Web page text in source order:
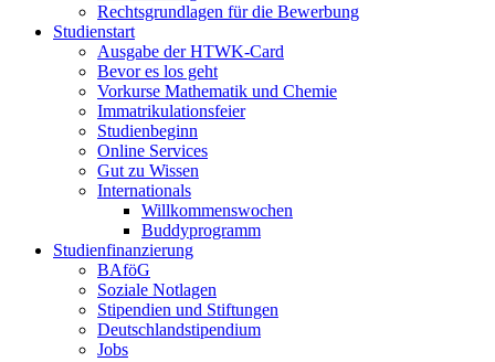
Rechtsgrundlagen für die Bewerbung
Studienstart
Ausgabe der HTWK-Card
Bevor es los geht
Vorkurse Mathematik und Chemie
Immatrikulationsfeier
Studienbeginn
Online Services
Gut zu Wissen
Internationals
Willkommenswochen
Buddyprogramm
Studienfinanzierung
BAföG
Soziale Notlagen
Stipendien und Stiftungen
Deutschlandstipendium
Jobs